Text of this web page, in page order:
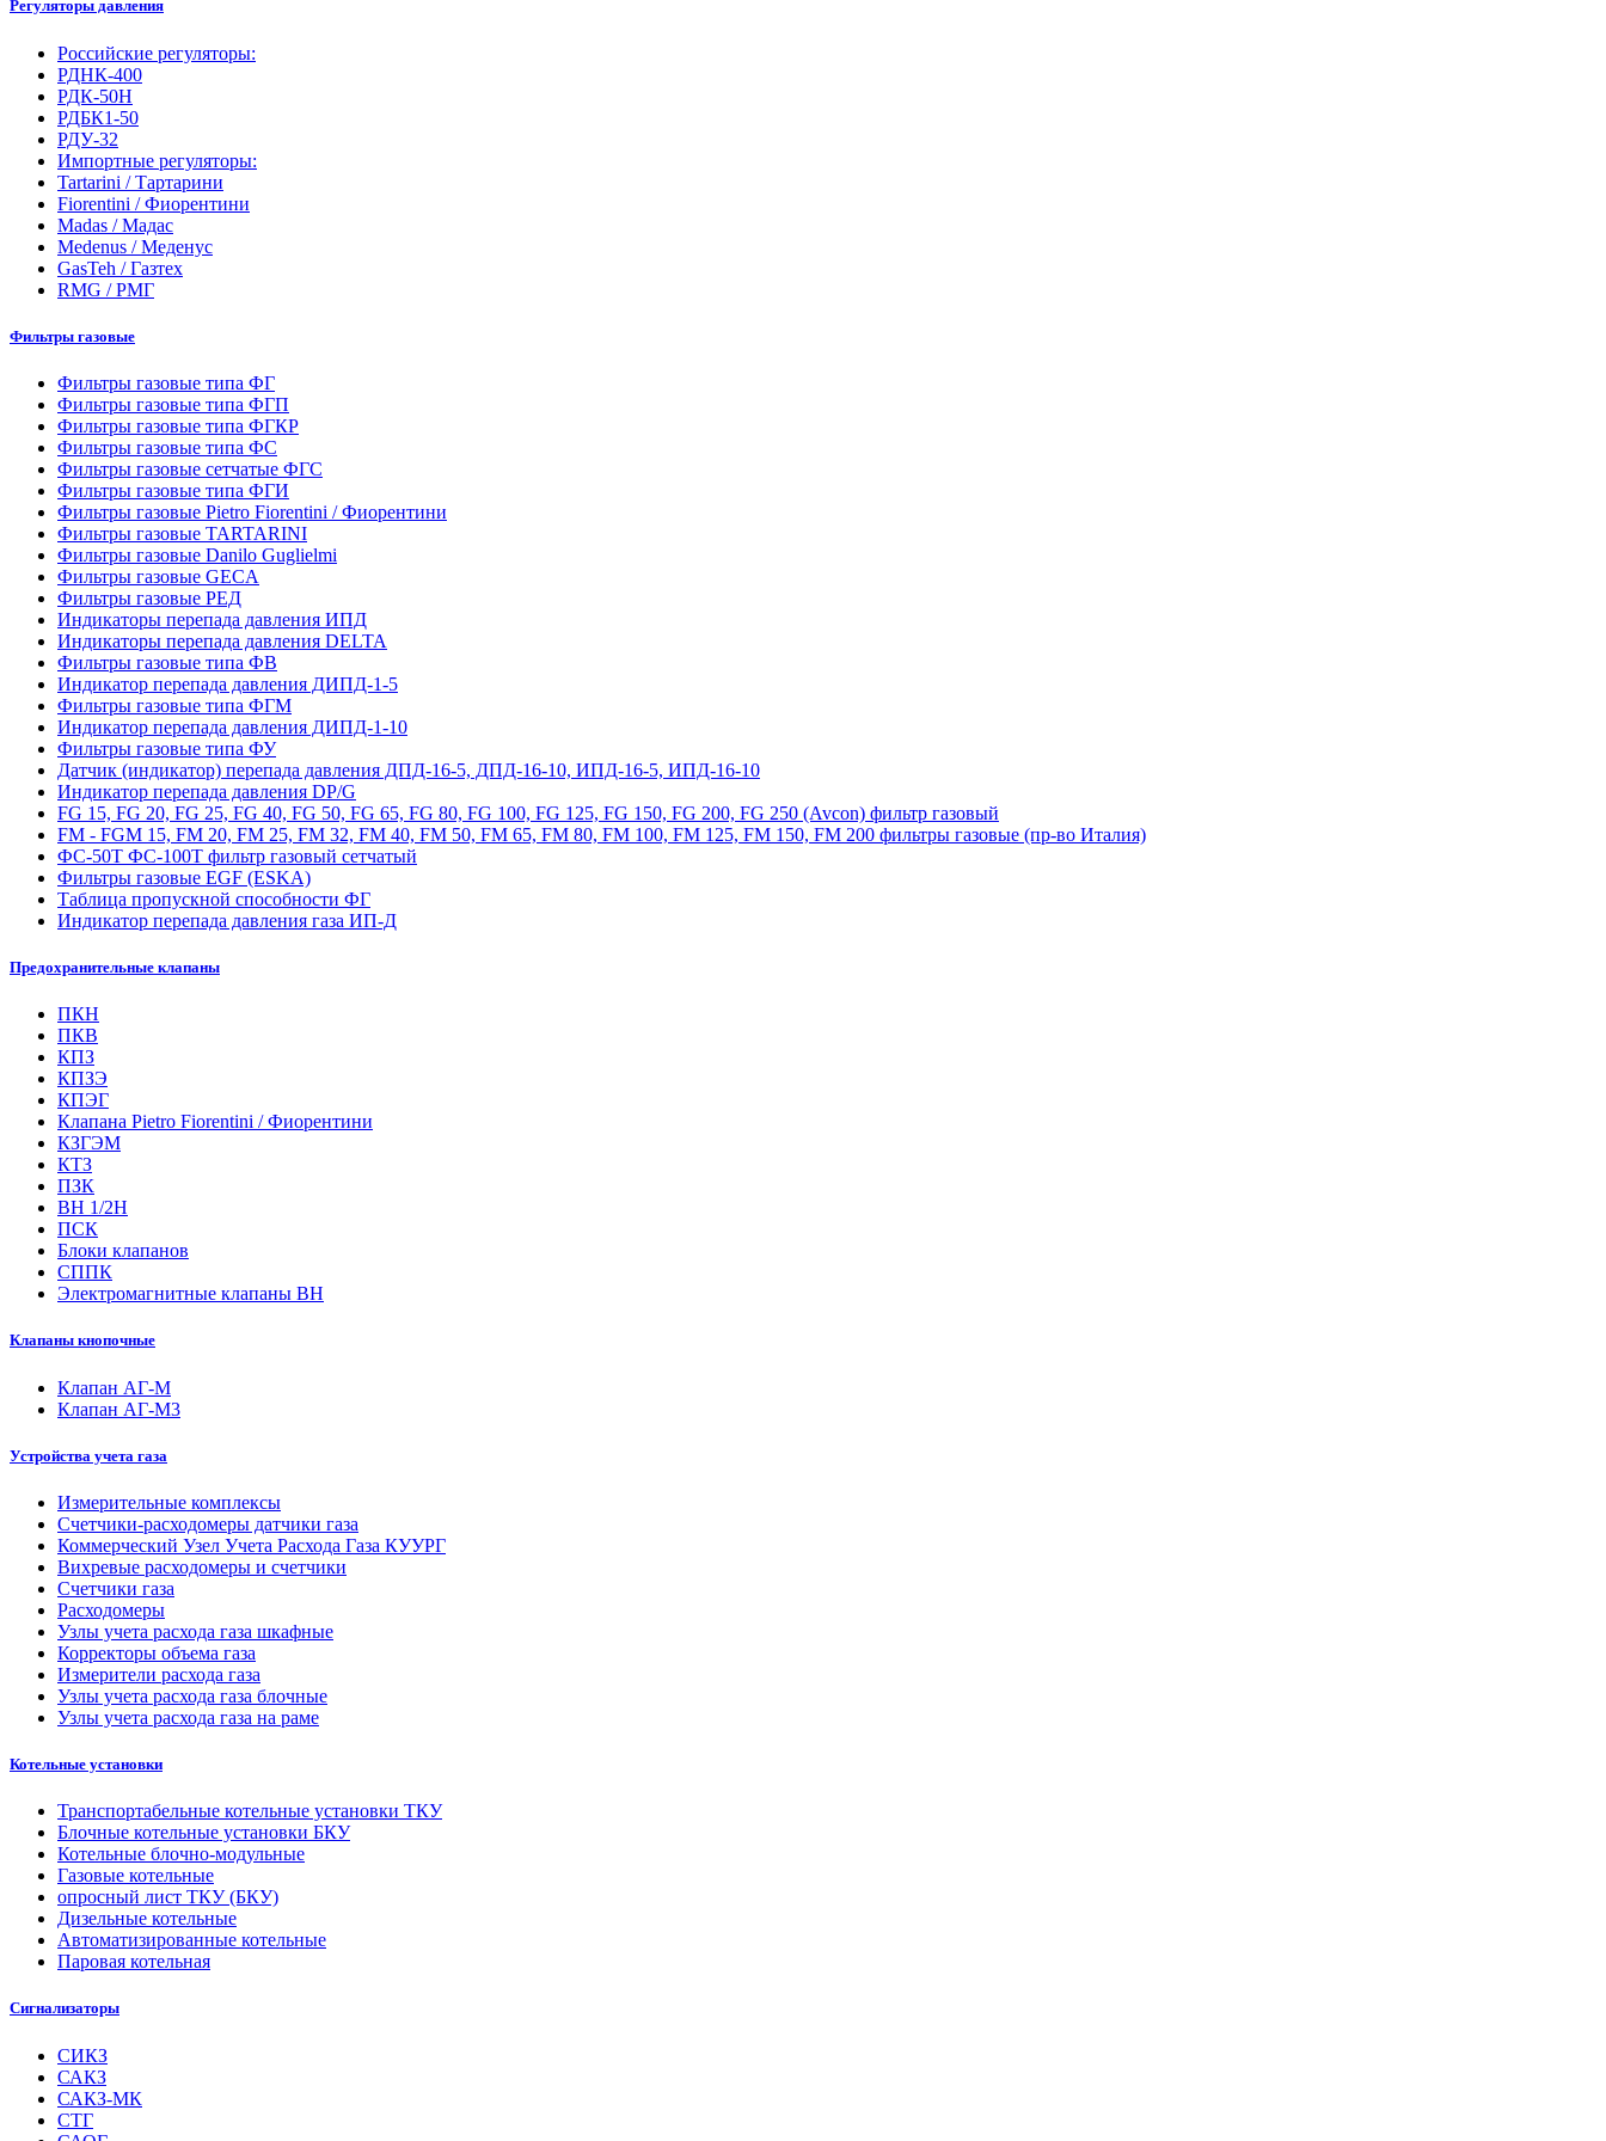
Регуляторы давления
Российские регуляторы:
РДНК-400
РДК-50Н
РДБК1-50
РДУ-32
Импортные регуляторы:
Tartarini / Тартарини
Fiorentini / Фиорентини
Madas / Мадас
Medenus / Меденус
GasTeh / Газтех
RMG / РМГ
Фильтры газовые
Фильтры газовые типа ФГ
Фильтры газовые типа ФГП
Фильтры газовые типа ФГКР
Фильтры газовые типа ФС
Фильтры газовые сетчатые ФГС
Фильтры газовые типа ФГИ
Фильтры газовые Pietro Fiorentini / Фиорентини
Фильтры газовые TARTARINI
Фильтры газовые Danilo Guglielmi
Фильтры газовые GECA
Фильтры газовые РЕД
Индикаторы перепада давления ИПД
Индикаторы перепада давления DELTA
Фильтры газовые типа ФВ
Индикатор перепада давления ДИПД-1-5
Фильтры газовые типа ФГМ
Индикатор перепада давления ДИПД-1-10
Фильтры газовые типа ФУ
Датчик (индикатор) перепада давления ДПД-16-5, ДПД-16-10, ИПД-16-5, ИПД-16-10
Индикатор перепада давления DP/G
FG 15, FG 20, FG 25, FG 40, FG 50, FG 65, FG 80, FG 100, FG 125, FG 150, FG 200, FG 250 (Avcon) фильтр газовый
FM - FGM 15, FM 20, FM 25, FM 32, FM 40, FM 50, FM 65, FM 80, FM 100, FM 125, FM 150, FM 200 фильтры газовые (пр-во Италия)
ФС-50Т ФС-100Т фильтр газовый сетчатый
Фильтры газовые EGF (ESKA)
Таблица пропускной способности ФГ
Индикатор перепада давления газа ИП-Д
Предохранительные клапаны
ПКН
ПКВ
КПЗ
КПЗЭ
КПЭГ
Клапана Pietro Fiorentini / Фиорентини
КЗГЭМ
КТЗ
ПЗК
ВН 1/2Н
ПСК
Блоки клапанов
СППК
Электромагнитные клапаны ВН
Клапаны кнопочные
Клапан АГ-М
Клапан АГ-М3
Устройства учета газа
Измерительные комплексы
Счетчики-расходомеры датчики газа
Коммерческий Узел Учета Расхода Газа КУУРГ
Вихревые расходомеры и счетчики
Счетчики газа
Расходомеры
Узлы учета расхода газа шкафные
Корректоры объема газа
Измерители расхода газа
Узлы учета расхода газа блочные
Узлы учета расхода газа на раме
Котельные установки
Транспортабельные котельные установки ТКУ
Блочные котельные установки БКУ
Котельные блочно-модульные
Газовые котельные
опросный лист ТКУ (БКУ)
Дизельные котельные
Автоматизированные котельные
Паровая котельная
Сигнализаторы
СИКЗ
САКЗ
САКЗ-МК
СТГ